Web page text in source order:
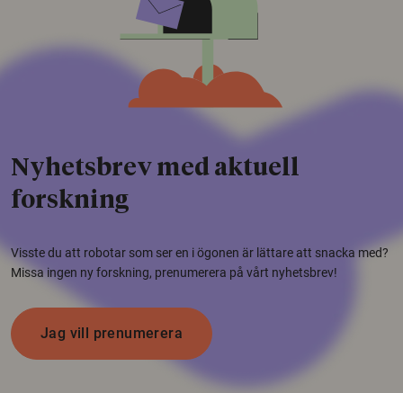
Nyhetsbrev med aktuell
forskning
Visste du att robotar som ser en i ögonen är lättare att snacka med?
Missa ingen ny forskning, prenumerera på vårt nyhetsbrev!
Jag vill prenumerera